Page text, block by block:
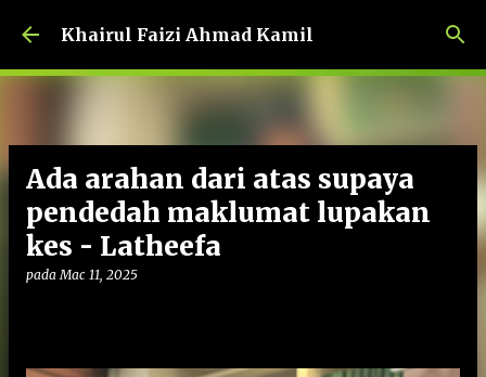
Langkau ke kandungan utama
Khairul Faizi Ahmad Kamil
Ada arahan dari atas supaya
pendedah maklumat lupakan
kes - Latheefa
padaMac 11, 2025